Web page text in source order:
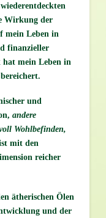
Wirkung der
mein Leben in
finanzieller
mein Leben in
und
andere
Wohlbefinden,
mit den
reicher
ätherischen Ölen
und der